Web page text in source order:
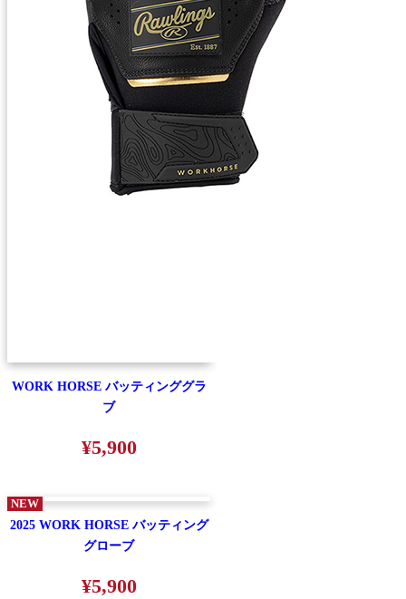
WORK HORSE バッティンググラ
ブ
¥5,900
NEW
2025 WORK HORSE バッティング
グローブ
¥5,900